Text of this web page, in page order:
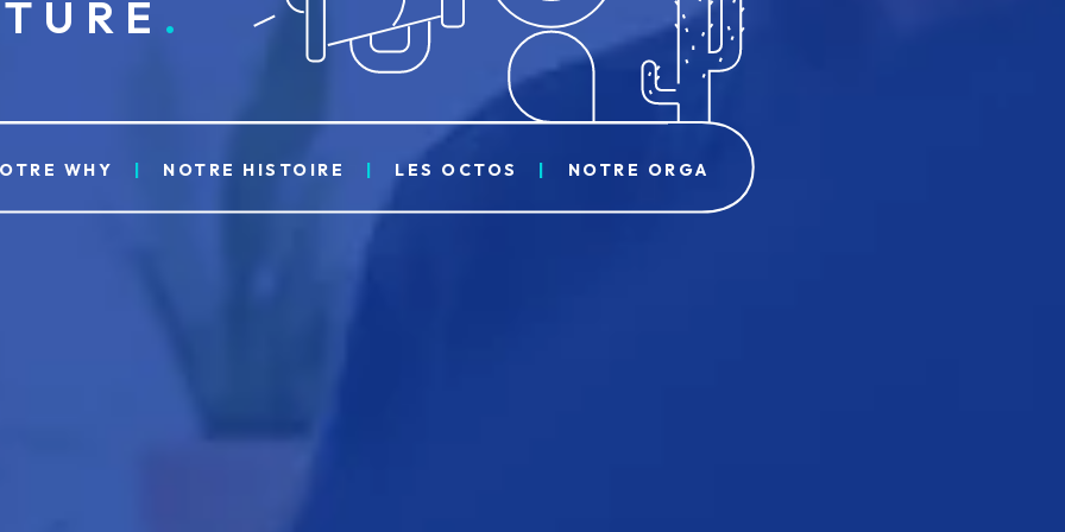
WHY NOTRE HISTOIRE LES OCTOS NOTRE ORGA